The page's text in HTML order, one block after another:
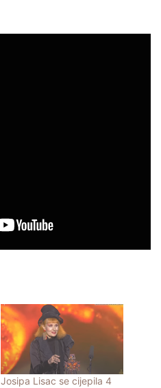
Josipa Lisac se cijepila 4